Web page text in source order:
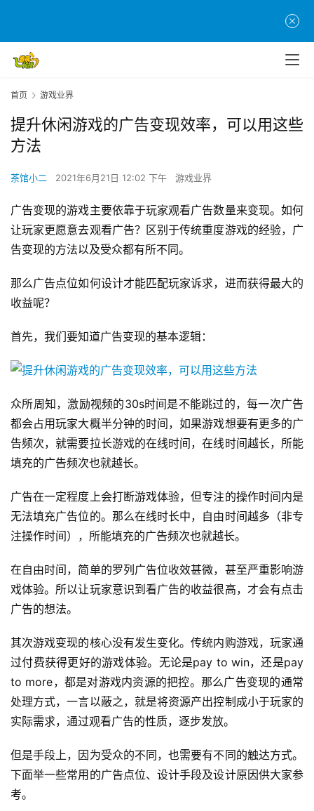
首页 游戏业界
提升休闲游戏的广告变现效率，可以用这些
方法
茶馆小二 2021年6月21日 12:02 下午 游戏业界
广告变现的游戏主要依靠于玩家观看广告数量来变现。如何
让玩家更愿意去观看广告？区别于传统重度游戏的经验，广
告变现的方法以及受众都有所不同。
那么广告点位如何设计才能匹配玩家诉求，进而获得最大的
收益呢？
首先，我们要知道广告变现的基本逻辑：
众所周知，激励视频的30s时间是不能跳过的，每一次广告
都会占用玩家大概半分钟的时间，如果游戏想要有更多的广
告频次，就需要拉长游戏的在线时间，在线时间越长，所能
填充的广告频次也就越长。
广告在一定程度上会打断游戏体验，但专注的操作时间内是
无法填充广告位的。那么在线时长中，自由时间越多（非专
注操作时间），所能填充的广告频次也就越长。
在自由时间，简单的罗列广告位收效甚微，甚至严重影响游
戏体验。所以让玩家意识到看广告的收益很高，才会有点击
广告的想法。
其次游戏变现的核心没有发生变化。传统内购游戏，玩家通
过付费获得更好的游戏体验。无论是pay to win，还是pay
to more，都是对游戏内资源的把控。那么广告变现的通常
处理方式，一言以蔽之，就是将资源产出控制成小于玩家的
实际需求，通过观看广告的性质，逐步发放。
但是手段上，因为受众的不同，也需要有不同的触达方式。
下面举一些常用的广告点位、设计手段及设计原因供大家参
考。